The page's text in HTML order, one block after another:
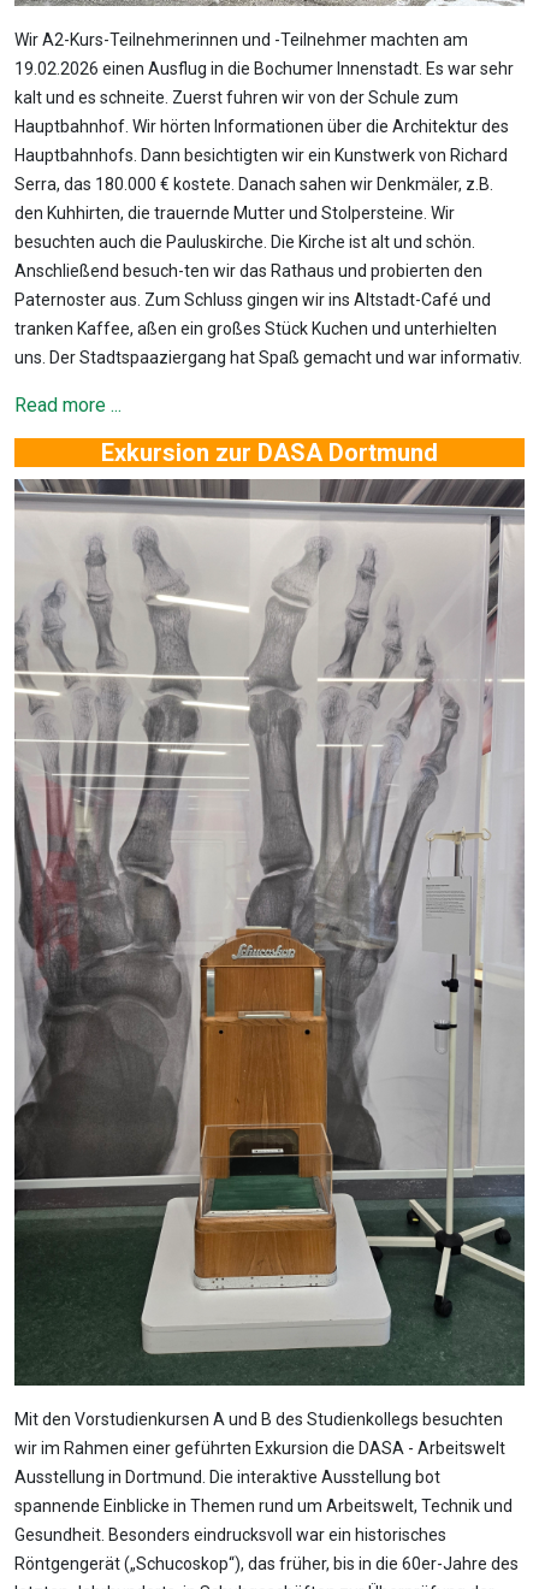
Wir A2-Kurs-Teilnehmerinnen und -Teilnehmer machten am
19.02.2026 einen Ausflug in die Bochumer Innenstadt. Es war sehr
kalt und es schneite. Zuerst fuhren wir von der Schule zum
Hauptbahnhof. Wir hörten Informationen über die Architektur des
Hauptbahnhofs. Dann besichtigten wir ein Kunstwerk von Richard
Serra, das 180.000 € kostete. Danach sahen wir Denkmäler, z.B.
den Kuhhirten, die trauernde Mutter und Stolpersteine. Wir
besuchten auch die Pauluskirche. Die Kirche ist alt und schön.
Anschließend besuch-ten wir das Rathaus und probierten den
Paternoster aus. Zum Schluss gingen wir ins Altstadt-Café und
tranken Kaffee, aßen ein großes Stück Kuchen und unterhielten
uns. Der Stadtspaaziergang hat Spaß gemacht und war informativ.
Read more ...
Exkursion zur DASA Dortmund
Mit den Vorstudienkursen A und B des Studienkollegs besuchten
wir im Rahmen einer geführten Exkursion die DASA - Arbeitswelt
Ausstellung in Dortmund. Die interaktive Ausstellung bot
spannende Einblicke in Themen rund um Arbeitswelt, Technik und
Gesundheit. Besonders eindrucksvoll war ein historisches
Röntgengerät („Schucoskop“), das früher, bis in die 60er-Jahre des